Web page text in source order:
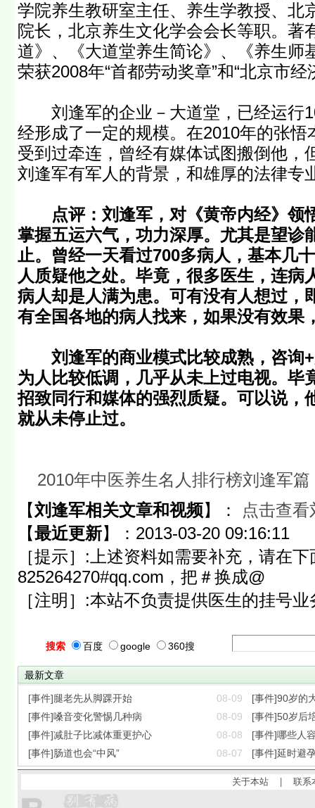
学院养生教研室主任、养生学教授、北
院长，北京养生文化学会会长等职。著
道》、《大道堂养生简论》、《养生师
荣获2008年“首都劳动奖章”和“北京市
刘逢军的企业－大道堂，已经运行
经形成了一定的规模。在2010年的张
受到过牵连，曾经有媒体试图搬倒他，
刘逢军有军人的背景，和雄厚的法律专
点评：刘逢军，对《黄帝内经》领
掌握五运六气，功力深厚。尤其是望诊
止。曾经一天看过700多病人，基本几
人质疑他之处。毕竟，很多医生，连病
病人却是人满为患。可有没有人想过，
有全国各地的病人找来，如果没有效果
刘逢军的商业模式比较成熟，咨询+
为人比较低调，几乎从未上过电视。毕
招致同行和媒体的强烈质疑。可以说，
就从未停止过。
2010年中医养生名人排行榜刘逢军篇
【刘逢军相关文章和视频】：
点击查
【最近更新】： 2013-03-20 09:16:11
［提示］:上述资料如需要补充，请在
825264270#qq.com，把＃换成@
［注明］:本站不负责提供医生的挂号业
搜索 百度 google 360搜
最新文章
[事件]腿老先从脚踝开始 08-09
[事件]90岁的
[事件]嗓音变化警惕几种病
08-09
[事件]50岁后
[事件]减肚子比减体重更护心
08-08
[事件]哪些人
[事件]肠道也会“中风”
08-07 [事件]延时避
关于本站 |联系